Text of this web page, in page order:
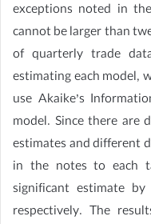
exceptions noted in
cannot be larger than
of quarterly trade
estimating each model,
use Akaike’s
model. Since there are
estimates and different
in the notes to each
significant estimate
respectively. The